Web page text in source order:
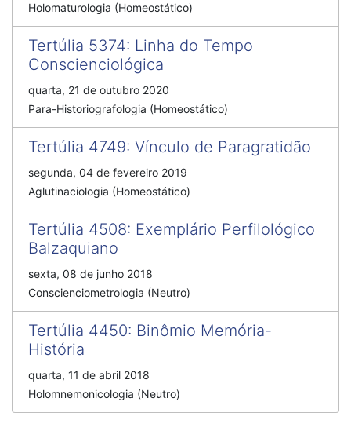
Holomaturologia (Homeostático)
Tertúlia 5374: Linha do Tempo
Conscienciológica
quarta, 21 de outubro 2020
Para-Historiografologia (Homeostático)
Tertúlia 4749: Vínculo de Paragratidão
segunda, 04 de fevereiro 2019
Aglutinaciologia (Homeostático)
Tertúlia 4508: Exemplário Perfilológico
Balzaquiano
sexta, 08 de junho 2018
Conscienciometrologia (Neutro)
Tertúlia 4450: Binômio Memória-
História
quarta, 11 de abril 2018
Holomnemonicologia (Neutro)